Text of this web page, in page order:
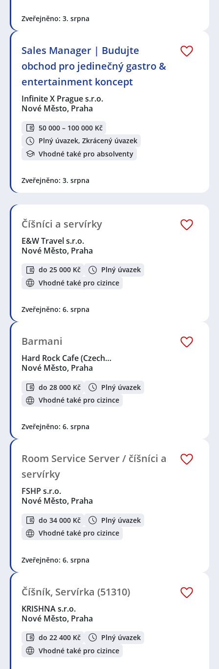
Zveřejněno: 3. srpna
Sales Manager | Budujte
obchod pro jedinečný gastro &
entertainment koncept
Infinite X Prague s.r.o.
Nové Město, Praha
50 000 – 100 000 Kč
Plný úvazek, Zkrácený úvazek
Vhodné také pro absolventy
Zveřejněno: 3. srpna
Číšníci a servírky
E&W Travel s.r.o.
Nové Město, Praha
do 25 000 Kč
Plný úvazek
Vhodné také pro cizince
Zveřejněno: 6. srpna
Barmani
Hard Rock Cafe (Czech…
Nové Město, Praha
do 28 000 Kč
Plný úvazek
Vhodné také pro cizince
Zveřejněno: 6. srpna
Room Service Server / číšníci a
servírky
FSHP s.r.o.
Nové Město, Praha
do 34 000 Kč
Plný úvazek
Vhodné také pro cizince
Zveřejněno: 6. srpna
Číšník, Servírka (51310)
KRISHNA s.r.o.
Nové Město, Praha
do 22 400 Kč
Plný úvazek
Vhodné také pro cizince